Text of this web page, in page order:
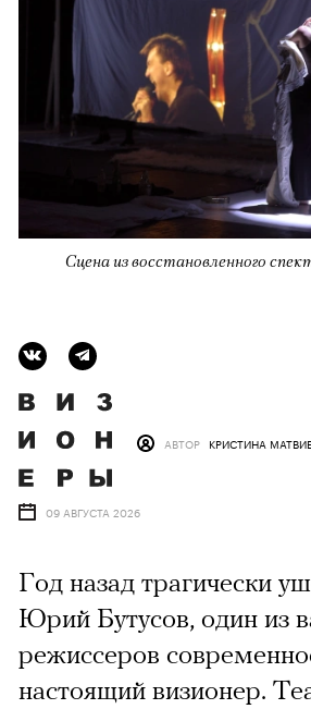
Сцена из восстановленного
АВТОР КРИСТИНА
09 АВГУСТА 2026
Год назад трагически
Юрий Бутусов, один из
режиссеров
настоящий визионер.